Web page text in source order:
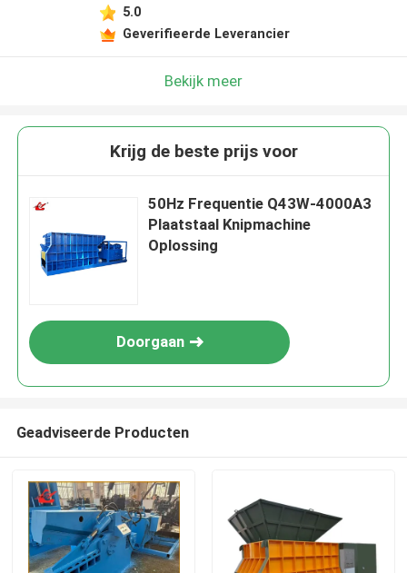
5.0
Geverifieerde Leverancier
Bekijk meer
Krijg de beste prijs voor
50Hz Frequentie Q43W-4000A3
Plaatstaal Knipmachine
Oplossing
Doorgaan
Geadviseerde Producten